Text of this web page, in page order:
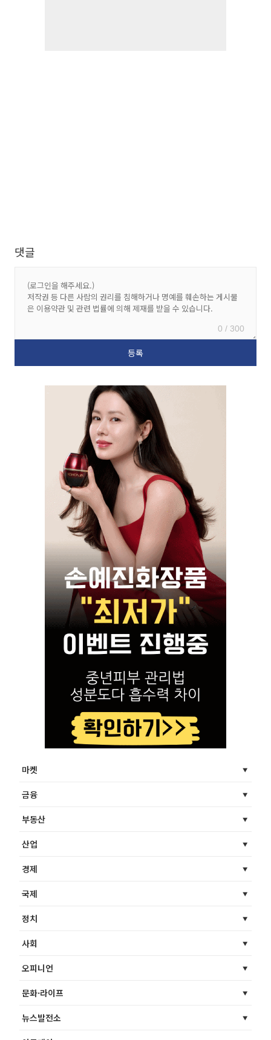
댓글
0 / 300
마켓
금융
부동산
산업
경제
국제
정치
사회
오피니언
문화·라이프
뉴스발전소